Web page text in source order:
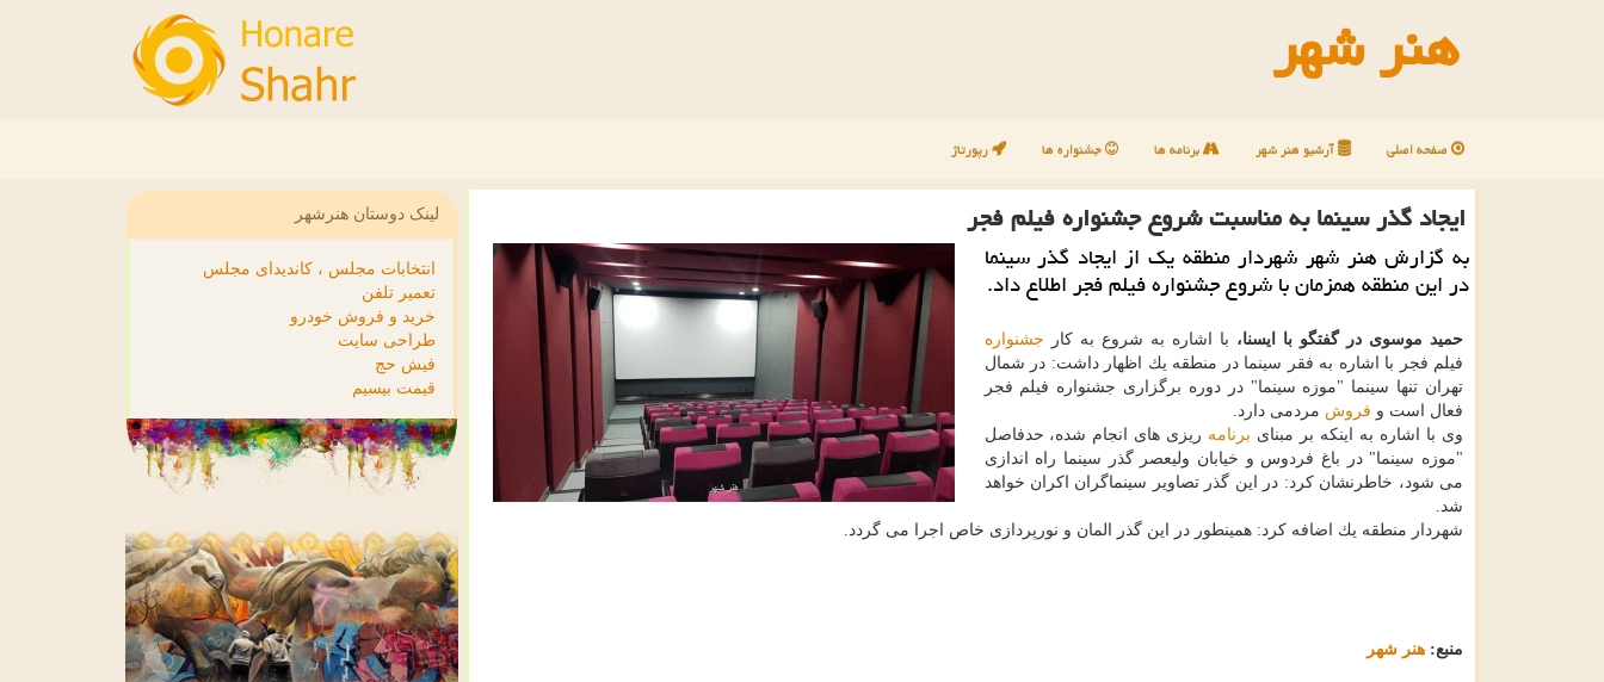
هنر شهر
صفحه اصلی آرشیو هنر شهر برنامه ها جشنواره ها رپورتاژ
ایجاد گذر سینما به مناسبت شروع جشنواره فیلم فجر
به گزارش هنر شهر شهردار منطقه یك از ایجاد گذر سینما
در این منطقه همزمان با شروع جشنواره فیلم فجر اطلاع داد.
حمید موسوی در گفتگو با ایسنا، با اشاره به شروع به كار جشنواره
فیلم فجر با اشاره به فقر سینما در منطقه یك اظهار داشت: در شمال
تهران تنها سینما "موزه سینما" در دوره برگزاری جشنواره فیلم فجر
فعال است و فروش مردمی دارد.
وی با اشاره به اینكه بر مبنای برنامه ریزی های انجام شده، حدفاصل
"موزه سینما" در باغ فردوس و خیابان ولیعصر گذر سینما راه اندازی
می شود، خاطرنشان كرد: در این گذر تصاویر سینماگران اكران خواهد
شد.
شهردار منطقه یك اضافه كرد: همینطور در این گذر المان و نورپردازی خاص اجرا می گردد.
منبع: هنر شهر
لینک دوستان هنرشهر
انتخابات مجلس ، کاندیدای مجلس
تعمیر تلفن
خرید و فروش خودرو
طراحی سایت
فیش حج
قیمت بیسیم